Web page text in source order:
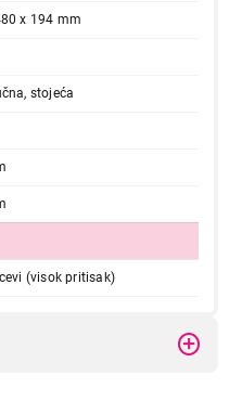
x 194 mm
stojeća
(visok pritisak)